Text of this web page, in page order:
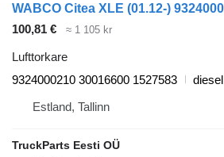
100,81 € ≈ 1 105 kr
Lufttorkare
9324000210 30016600 1527583
diesel
Estland, Tallinn
TruckParts Eesti OÜ